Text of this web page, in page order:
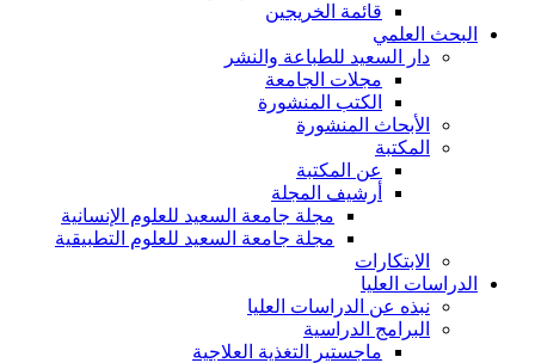
قائمة الخريجين
البحث العلمي
دار السعيد للطباعة والنشر
مجلات الجامعة
الكتب المنشورة
الأبحاث المنشورة
المكتبة
عن المكتبة
أرشيف المجلة
مجلة جامعة السعيد للعلوم الإنسانية
مجلة جامعة السعيد للعلوم التطبيقية
الابتكارات
الدراسات العليا
نبذه عن الدراسات العليا
البرامج الدراسية
ماجستير التغذية العلاجية